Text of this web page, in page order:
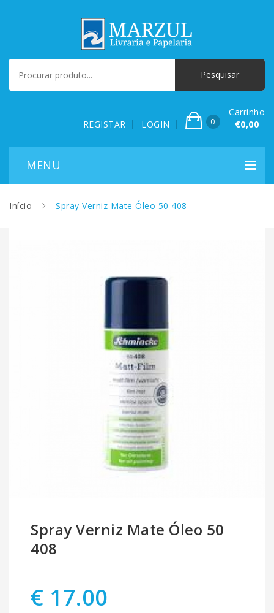
REGISTAR LOGIN 0
Carrinho
€0,00
Início Spray Verniz Mate Óleo 50 408
Spray Verniz Mate Óleo 50
408
€ 17.00